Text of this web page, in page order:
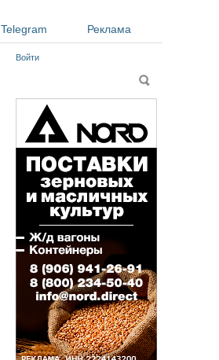
Telegram Реклама
Войти
Поиск